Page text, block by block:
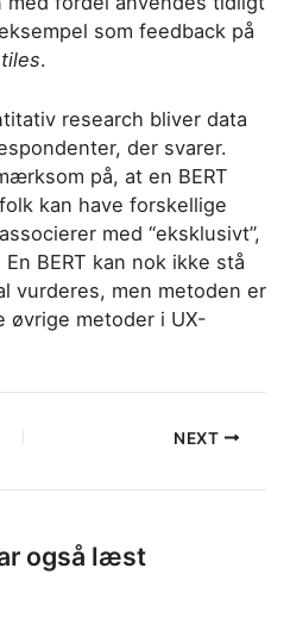
som feedback på
.
research bliver data
der svarer.
på, at en BERT
kan have forskellige
med “eksklusivt”,
En BERT kan nok ikke stå
vurderes, men metoden er
metoder i UX-
NEXT
også læst